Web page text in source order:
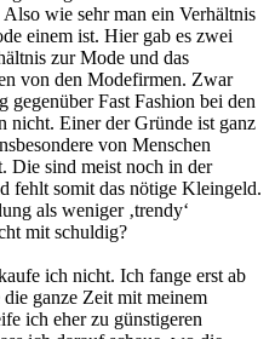
wie sehr man ein Verhältnis
einem ist. Hier gab es zwei
zur Mode und das
von den Modefirmen. Zwar
Fast Fashion bei den
nicht. Einer der Gründe ist ganz
von Menschen
Die sind meist noch in der
fehlt somit das nötige Kleingeld.
als weniger ‚trendy‘
mit schuldig?
ich nicht. Ich fange erst ab
ganze Zeit mit meinem
ich eher zu günstigeren